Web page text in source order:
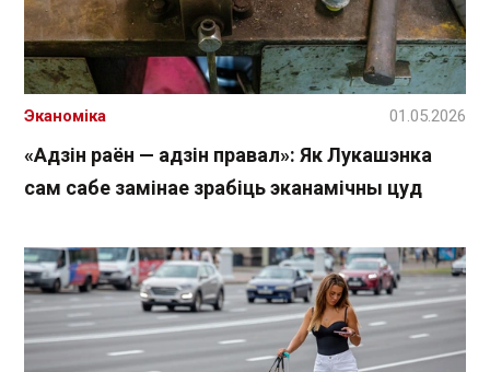
«Адзін раён — адзін правал»: Як Лукашэнка
сам сабе замінае зрабіць эканамічны цуд
Эканоміка 01.05.2026